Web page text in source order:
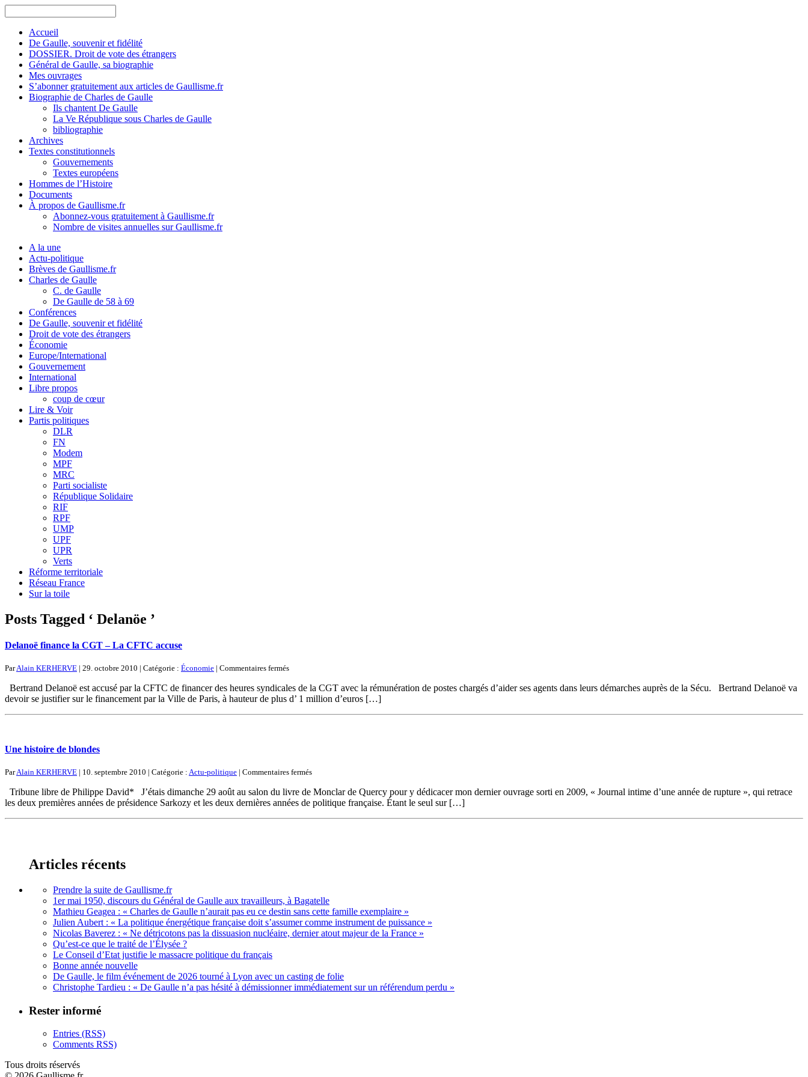
Accueil
De Gaulle, souvenir et fidélité
DOSSIER. Droit de vote des étrangers
Général de Gaulle, sa biographie
Mes ouvrages
S’abonner gratuitement aux articles de Gaullisme.fr
Biographie de Charles de Gaulle
Ils chantent De Gaulle
La Ve République sous Charles de Gaulle
bibliographie
Archives
Textes constitutionnels
Gouvernements
Textes européens
Hommes de l’Histoire
Documents
À propos de Gaullisme.fr
Abonnez-vous gratuitement à Gaullisme.fr
Nombre de visites annuelles sur Gaullisme.fr
A la une
Actu-politique
Brèves de Gaullisme.fr
Charles de Gaulle
C. de Gaulle
De Gaulle de 58 à 69
Conférences
De Gaulle, souvenir et fidélité
Droit de vote des étrangers
Économie
Europe/International
Gouvernement
International
Libre propos
coup de cœur
Lire & Voir
Partis politiques
DLR
FN
Modem
MPF
MRC
Parti socialiste
République Solidaire
RIF
RPF
UMP
UPF
UPR
Verts
Réforme territoriale
Réseau France
Sur la toile
Posts Tagged ‘ Delanöe ’
Delanoë finance la CGT – La CFTC accuse
ParAlain KERHERVE | 29. octobre 2010 | Catégorie : Économie | Commentaires ferméssur
finance
la
–
Bertrand Delanoë est accusé par la CFTC de financer des heures syndicales de la CGT avec la rémunération de postes chargés d’aider ses agents dans leurs démarches auprès de la Sécu. Bertrand Delanoë va
devoir se justifier sur le financement par la Ville de Paris, à hauteur de plus d’ 1 million d’euros […]
Une histoire de blondes
ParAlain KERHERVE | 10. septembre 2010 | Catégorie : Actu-politique | Commentaires ferméssur
histoire
de
blondes
Tribune libre de Philippe David* J’étais dimanche 29 août au salon du livre de Monclar de Quercy pour y dédicacer mon dernier ouvrage sorti en 2009, « Journal intime d’une année de rupture », qui retrace
les deux premières années de présidence Sarkozy et les deux dernières années de politique française. Étant le seul sur […]
Articles récents
Prendre la suite de Gaullisme.fr
1er mai 1950, discours du Général de Gaulle aux travailleurs, à Bagatelle
Mathieu Geagea : « Charles de Gaulle n’aurait pas eu ce destin sans cette famille exemplaire »
Julien Aubert : « La politique énergétique française doit s’assumer comme instrument de puissance »
Nicolas Baverez : « Ne détricotons pas la dissuasion nucléaire, dernier atout majeur de la France »
Qu’est-ce que le traité de l’Élysée ?
Le Conseil d’Etat justifie le massacre politique du français
Bonne année nouvelle
De Gaulle, le film événement de 2026 tourné à Lyon avec un casting de folie
Christophe Tardieu : « De Gaulle n’a pas hésité à démissionner immédiatement sur un référendum perdu »
Rester informé
Entries (RSS)
Comments RSS)
Tous droits réservés